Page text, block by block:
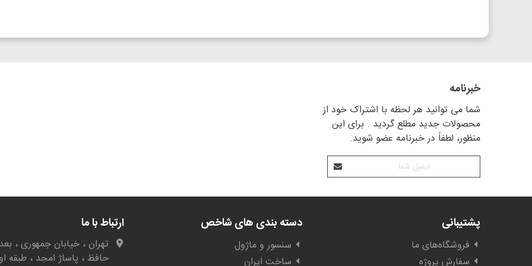
خبرنامه
شما می توانید هر لحظه با اشتراک خود از
محصولات جدید مطلع گردید . برای این
منظور، لطفاً در خبرنامه عضو شوید.
پشتیبانی
فروشگاه‌های ما
سفارش پروژه
دسته بندی های شاخص
سنسور و ماژول
ساخت ایران
ارتباط با ما
تهران ، خیابان جمهوری ،
حافظ ، پاساژ امجد ، طبقه